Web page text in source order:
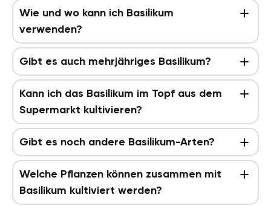
Wie und wo kann ich Basilikum
verwenden?
Gibt es auch mehrjähriges Basilikum?
Kann ich das Basilikum im Topf aus dem
Supermarkt kultivieren?
Gibt es noch andere Basilikum-Arten?
Welche Pflanzen können zusammen mit
Basilikum kultiviert werden?